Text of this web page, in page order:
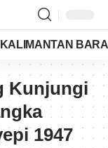
KALIMANTAN
Kunjungi
1947